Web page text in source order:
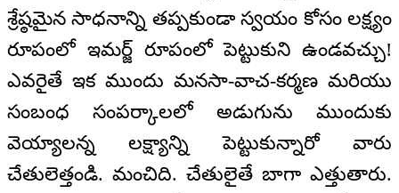
శ్రేష్ఠమైన సాధనాన్ని తప్పకుండా స్వయం కోసం లక్ష్యం
రూపంలో ఇమర్జ్ రూపంలో పెట్టుకుని ఉండవచ్చు!
ఎవరైతే ఇక ముందు మనసా-వాచ-కర్మణ మరియు
సంబంధ సంపర్కాలలో అడుగును ముందుకు
వెయ్యాలన్న లక్ష్యాన్ని పెట్టుకున్నారో వారు
చేతులెత్తండి. మంచిది. చేతులైతే బాగా ఎత్తుతారు.